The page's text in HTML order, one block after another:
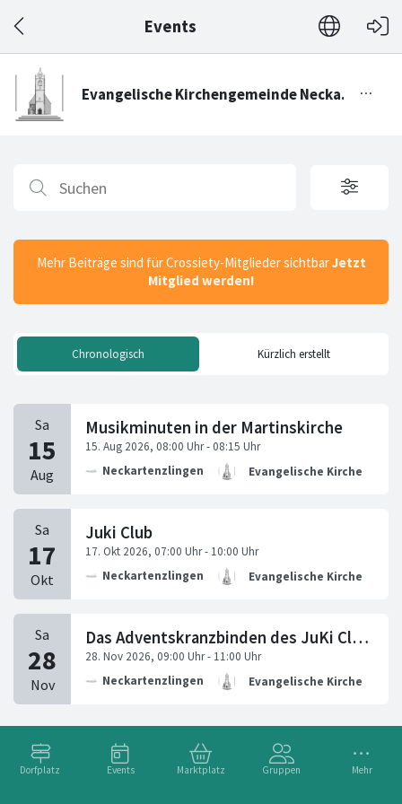
Events
Dorfplatz Events Marktplatz Gruppen Mehr
Mehr Beiträge sind für Crossiety-Mitglieder sichtbarJetzt
Mitglied werden!
Chronologisch Kürzlich erstellt
Musikminuten in der Martinskirche
Neckartenzlingen Evangelische
Juki Club
Neckartenzlingen Evangelische
Das Adventskranzbinden des JuKi Clubs
Neckartenzlingen Evangelische